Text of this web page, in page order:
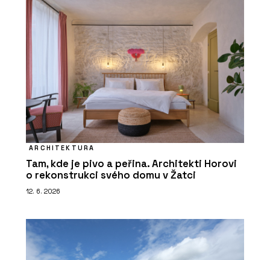
ARCHITEKTURA
Tam, kde je pivo a peřina. Architekti Horovi
o rekonstrukci svého domu v Žatci
12. 6. 2026